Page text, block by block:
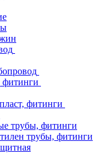
фитинги
фитинги
трубы, фитинги
трубы, фитинги